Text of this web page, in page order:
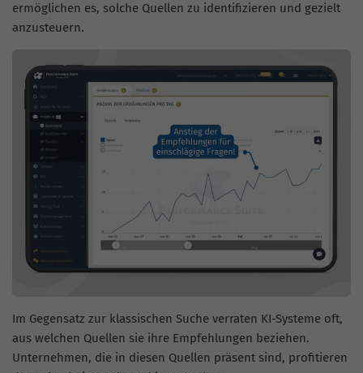
ermöglichen es, solche Quellen zu identifizieren und gezielt
anzusteuern.
Im Gegensatz zur klassischen Suche verraten KI-Systeme oft,
aus welchen Quellen sie ihre Empfehlungen beziehen.
Unternehmen, die in diesen Quellen präsent sind, profitieren